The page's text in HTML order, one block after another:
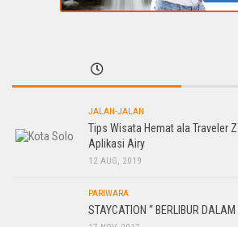
JALAN-JALAN
Tips Wisata Hemat ala Traveler
Aplikasi Airy
12 AUG, 2019
PARIWARA
STAYCATION “ BERLIBUR DALAM